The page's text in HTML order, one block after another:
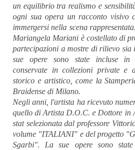
un equilibrio tra realismo e
ogni sua opera un racconto visivo
immergersi nella scena
Mariangela Mariani è costellato di
partecipazioni a mostre di rilievo sia
sue opere sono state incluse in
conservate in collezioni private e
storico e artistico, come la
Braidense di Milano.
Negli anni, l'artista ha ricevuto
quello di Artista D.O.C. e Dottore in
stat selezionata dal professore
volume "ITALIANI" e del progetto
Sgarbi". La sue opere sono